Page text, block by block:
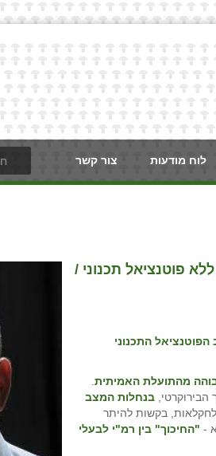
לוח מודעות צור קשר
פוטנציאל תכנוני /
התכנוני
מהתועלת האמיתית
בנחלות המצב
בקשות להיתר
- "החיכוך" בין רמ"י לבעלי